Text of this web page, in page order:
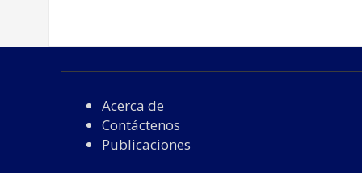
Acerca de
Contáctenos
Publicaciones